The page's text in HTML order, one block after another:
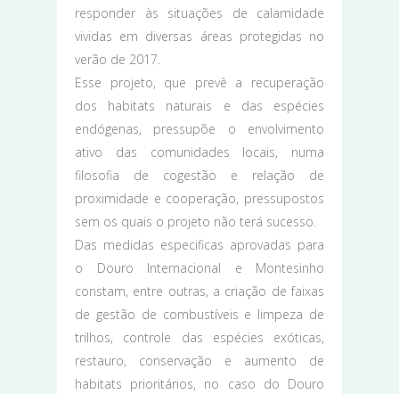
responder às situações de calamidade
vividas em diversas áreas protegidas no
verão de 2017.
Esse projeto, que prevê a recuperação
dos habitats naturais e das espécies
endógenas, pressupõe o envolvimento
ativo das comunidades locais, numa
filosofia de cogestão e relação de
proximidade e cooperação, pressupostos
sem os quais o projeto não terá sucesso.
Das medidas especificas aprovadas para
o Douro Internacional e Montesinho
constam, entre outras, a criação de faixas
de gestão de combustíveis e limpeza de
trilhos, controle das espécies exóticas,
restauro, conservação e aumento de
habitats prioritários, no caso do Douro